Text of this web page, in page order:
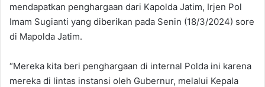
mendapatkan penghargaan dari Kapolda Jatim, Irjen Pol
Imam Sugianti yang diberikan pada Senin (18/3/2024) sore
di Mapolda Jatim.
“Mereka kita beri penghargaan di internal Polda ini karena
mereka di lintas instansi oleh Gubernur, melalui Kepala